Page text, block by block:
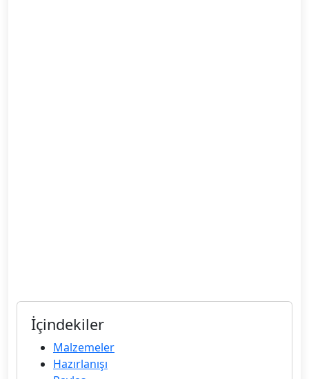
İçindekiler
Malzemeler
Hazırlanışı